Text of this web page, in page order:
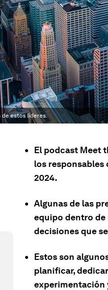
de estos líderes.
El podcast Meet
los responsables
2024.
Algunas de las
equipo dentro de
decisiones que
Estos son
planificar,
experimentación